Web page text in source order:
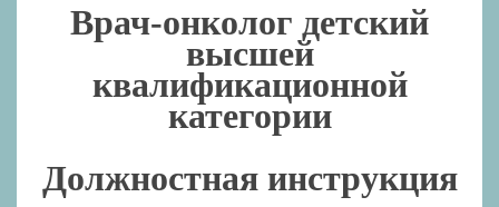
Врач-онколог детский
высшей
квалификационной
категории
Должностная инструкция